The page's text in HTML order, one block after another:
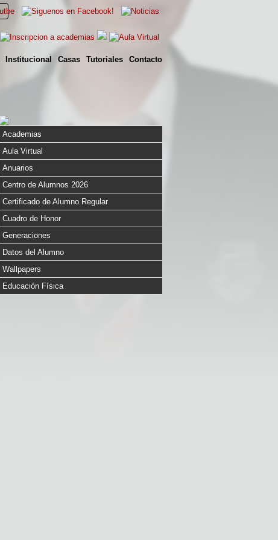
Institucional Casas Tutoriales Contacto
Academias
Aula Virtual
Anuarios
Centro de Alumnos 2026
Certificado de Alumno Regular
Cuadro de Honor
Generaciones
Datos del Alumno
Wallpapers
Educación Física